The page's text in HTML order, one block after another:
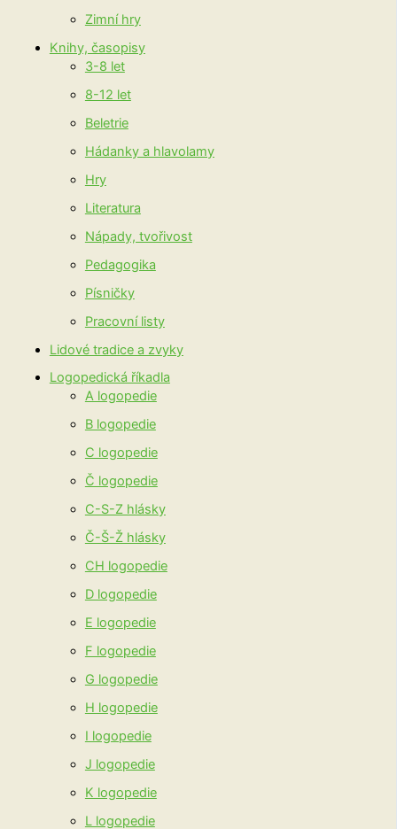
Zimní hry
Knihy, časopisy
3-8 let
8-12 let
Beletrie
Hádanky a hlavolamy
Hry
Literatura
Nápady, tvořivost
Pedagogika
Písničky
Pracovní listy
Lidové tradice a zvyky
Logopedická říkadla
A logopedie
B logopedie
C logopedie
Č logopedie
C-S-Z hlásky
Č-Š-Ž hlásky
CH logopedie
D logopedie
E logopedie
F logopedie
G logopedie
H logopedie
I logopedie
J logopedie
K logopedie
L logopedie